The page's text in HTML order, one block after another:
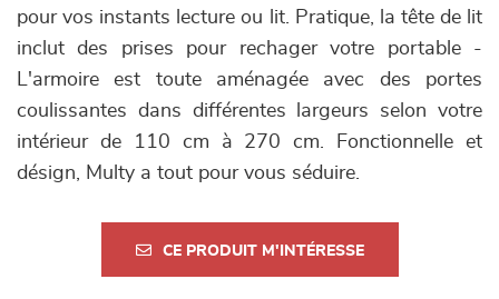
pour vos instants lecture ou lit. Pratique, la tête de lit
inclut des prises pour rechager votre portable -
L'armoire est toute aménagée avec des portes
coulissantes dans différentes largeurs selon votre
intérieur de 110 cm à 270 cm. Fonctionnelle et
désign, Multy a tout pour vous séduire.
CE PRODUIT M'INTÉRESSE